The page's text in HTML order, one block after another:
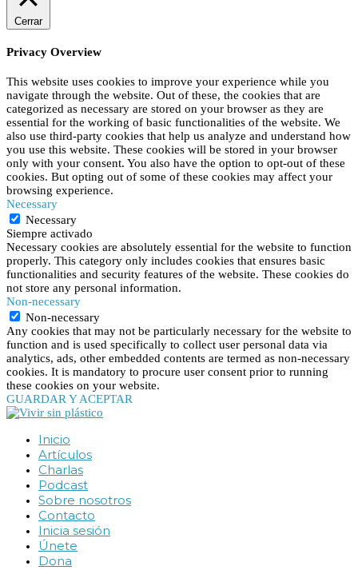
Cerrar
Privacy Overview
This website uses cookies to improve your experience while you
navigate through the website. Out of these, the cookies that are
categorized as necessary are stored on your browser as they are
essential for the working of basic functionalities of the website. We
also use third-party cookies that help us analyze and understand how
you use this website. These cookies will be stored in your browser
only with your consent. You also have the option to opt-out of these
cookies. But opting out of some of these cookies may affect your
browsing experience.
Necessary
Necessary
Siempre activado
Necessary cookies are absolutely essential for the website to function
properly. This category only includes cookies that ensures basic
functionalities and security features of the website. These cookies do
not store any personal information.
Non-necessary
Non-necessary
Any cookies that may not be particularly necessary for the website to
function and is used specifically to collect user personal data via
analytics, ads, other embedded contents are termed as non-necessary
cookies. It is mandatory to procure user consent prior to running
these cookies on your website.
GUARDAR Y ACEPTAR
Inicio
Artículos
Charlas
Podcast
Sobre nosotros
Contacto
Inicia sesión
Únete
Dona